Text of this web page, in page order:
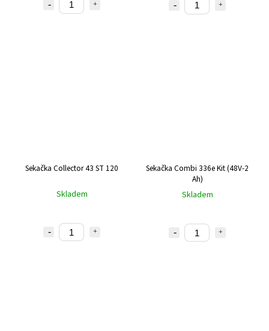
Sekačka Collector 43 ST 120
Skladem
Sekačka Combi 336e Kit (48V-2
Ah)
Skladem